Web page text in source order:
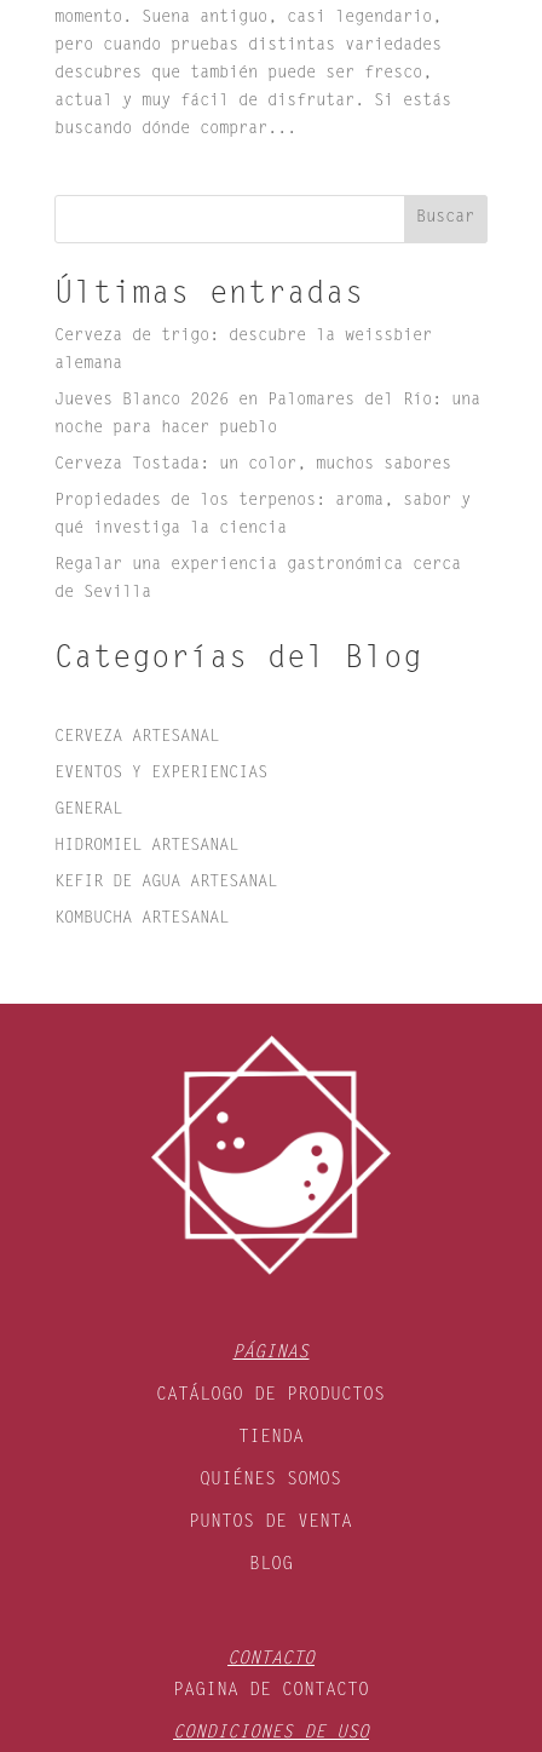
momento. Suena antiguo, casi legendario,
pero cuando pruebas distintas variedades
descubres que también puede ser fresco,
actual y muy fácil de disfrutar. Si estás
buscando dónde comprar...
Buscar
Últimas entradas
Cerveza de trigo: descubre la weissbier
alemana
Jueves Blanco 2026 en Palomares del Río: una
noche para hacer pueblo
Cerveza Tostada: un color, muchos sabores
Propiedades de los terpenos: aroma, sabor y
qué investiga la ciencia
Regalar una experiencia gastronómica cerca
de Sevilla
Categorías del Blog
CERVEZA ARTESANAL
EVENTOS Y EXPERIENCIAS
GENERAL
HIDROMIEL ARTESANAL
KEFIR DE AGUA ARTESANAL
KOMBUCHA ARTESANAL
PÁGINAS
CATÁLOGO DE PRODUCTOS
TIENDA
QUIÉNES SOMOS
PUNTOS DE VENTA
BLOG
CONTACTO
PAGINA DE CONTACTO
CONDICIONES DE USO